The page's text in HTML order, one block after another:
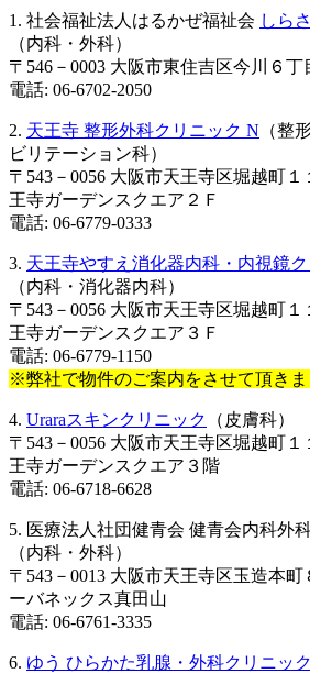
1. 社会福祉法人はるかぜ福祉会 しら
（内科・外科）
〒546－0003 大阪市東住吉区今川６
電話: 06-6702-2050
2. 天王寺 整形外科クリニック N （整
ビリテーション科）
〒543－0056 大阪市天王寺区堀越町１
王寺ガーデンスクエア２Ｆ
電話: 06-6779-0333
3. 天王寺やすえ消化器内科・内視鏡
（内科・消化器内科）
〒543－0056 大阪市天王寺区堀越町１
王寺ガーデンスクエア３Ｆ
電話: 06-6779-1150
※弊社で物件のご案内をさせて頂きま
4. Uraraスキンクリニック
（皮膚科）
〒543－0056 大阪市天王寺区堀越町１
王寺ガーデンスクエア３階
電話: 06-6718-6628
5. 医療法人社団健青会 健青会内科外
（内科・外科）
〒543－0013 大阪市天王寺区玉造本町
ーバネックス真田山
電話: 06-6761-3335
6. ゆう ひらかた乳腺・外科クリニック